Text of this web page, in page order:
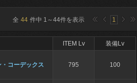
全 44 件中 1 ～44件を表示 1
ITEM Lv 装備Lv
コーデックス 795 100